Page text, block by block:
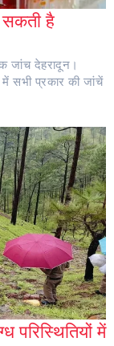
सकती है
जांच देहरादून।
सभी प्रकार की जांचें
परिस्थितियों में